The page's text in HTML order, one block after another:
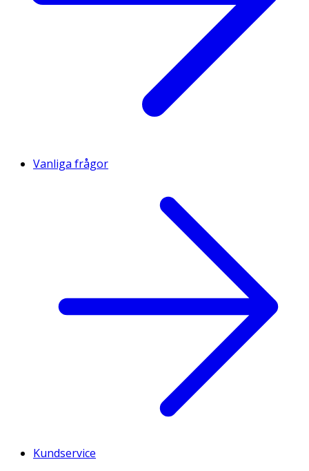
Vanliga frågor
Kundservice